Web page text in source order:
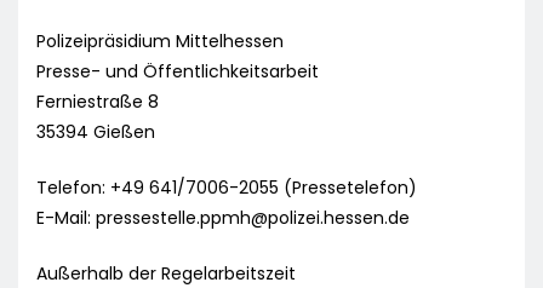
Polizeipräsidium Mittelhessen
Presse- und Öffentlichkeitsarbeit
Ferniestraße 8
35394 Gießen
Telefon: +49 641/7006-2055 (Pressetelefon)
E-Mail: pressestelle.ppmh@polizei.hessen.de
Außerhalb der Regelarbeitszeit